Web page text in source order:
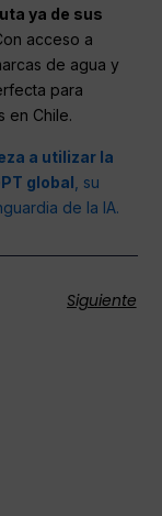
ya de sus
acceso a
de agua y
para
en Chile.
a utilizar la
global , su
de la IA.
Siguiente